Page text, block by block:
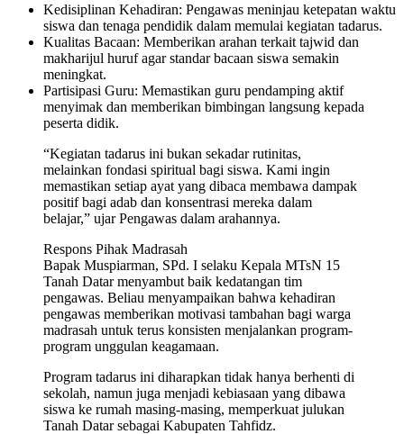
Kedisiplinan Kehadiran: Pengawas meninjau ketepatan waktu
siswa dan tenaga pendidik dalam memulai kegiatan tadarus.
Kualitas Bacaan: Memberikan arahan terkait tajwid dan
makharijul huruf agar standar bacaan siswa semakin
meningkat.
Partisipasi Guru: Memastikan guru pendamping aktif
menyimak dan memberikan bimbingan langsung kepada
peserta didik.
“Kegiatan tadarus ini bukan sekadar rutinitas,
melainkan fondasi spiritual bagi siswa. Kami ingin
memastikan setiap ayat yang dibaca membawa dampak
positif bagi adab dan konsentrasi mereka dalam
belajar,” ujar Pengawas dalam arahannya.
Respons Pihak Madrasah
Bapak Muspiarman, SPd. I selaku Kepala MTsN 15
Tanah Datar menyambut baik kedatangan tim
pengawas. Beliau menyampaikan bahwa kehadiran
pengawas memberikan motivasi tambahan bagi warga
madrasah untuk terus konsisten menjalankan program-
program unggulan keagamaan.
Program tadarus ini diharapkan tidak hanya berhenti di
sekolah, namun juga menjadi kebiasaan yang dibawa
siswa ke rumah masing-masing, memperkuat julukan
Tanah Datar sebagai Kabupaten Tahfidz.